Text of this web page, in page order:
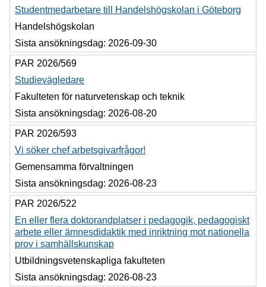
Studentmedarbetare till Handelshögskolan i Göteborg
Handelshögskolan
Sista ansökningsdag: 2026-09-30
PAR 2026/569
Studievägledare
Fakulteten för naturvetenskap och teknik
Sista ansökningsdag: 2026-08-20
PAR 2026/593
Vi söker chef arbetsgivarfrågor!
Gemensamma förvaltningen
Sista ansökningsdag: 2026-08-23
PAR 2026/522
En eller flera doktorandplatser i pedagogik, pedagogiskt
arbete eller ämnesdidaktik med inriktning mot nationella
prov i samhällskunskap
Utbildningsvetenskapliga fakulteten
Sista ansökningsdag: 2026-08-23